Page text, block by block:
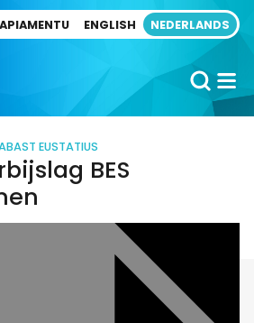
ENGLISH NEDERLANDS
ST EUSTATIUS
BES